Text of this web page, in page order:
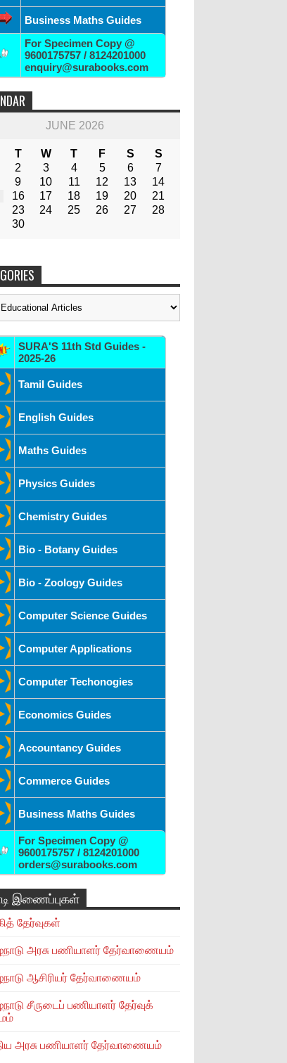
Business Maths Guides
For Specimen Copy @
9600175757 / 8124201000
enquiry@surabooks.com
JUNE 2026
T W T F S
S
2 3 4 5 6
7
9 10 11 12 13
14
16 17 18 19 20
21
23 24 25 26 27
28
30
SURA'S 11th Std Guides -
2025-26
Tamil Guides
English Guides
Maths Guides
Physics Guides
Chemistry Guides
Bio - Botany Guides
Bio - Zoology Guides
Computer Science Guides
Computer Applications
Computer Techonogies
Economics Guides
Accountancy Guides
Commerce Guides
Business Maths Guides
For Specimen Copy @
9600175757 / 8124201000
orders@surabooks.com
இணைப்புகள்
தேர்வுகள்
அரசு பணியாளர் தேர்வாணையம்
ஆசிரியர் தேர்வாணையம்
சீருடைப் பணியாளர் தேர்வுக்
அரசு பணியாளர் தேர்வாணையம்